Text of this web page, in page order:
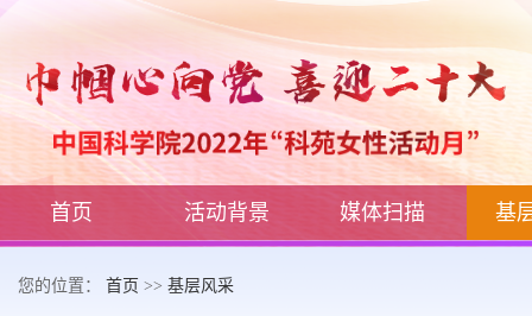
首页 活动背景 媒体扫描 基
您的位置： 首页 >> 基层风采